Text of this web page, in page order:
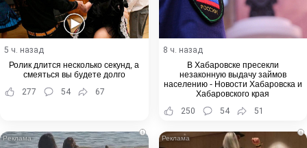
5 ч. назад
Ролик длится несколько секунд, а
смеяться вы будете долго
277
54 67
8 ч. назад
В Хабаровске пресекли
незаконную выдачу займов
населению - Новости Хабаровска и
Хабаровского края
250
54 51
i i